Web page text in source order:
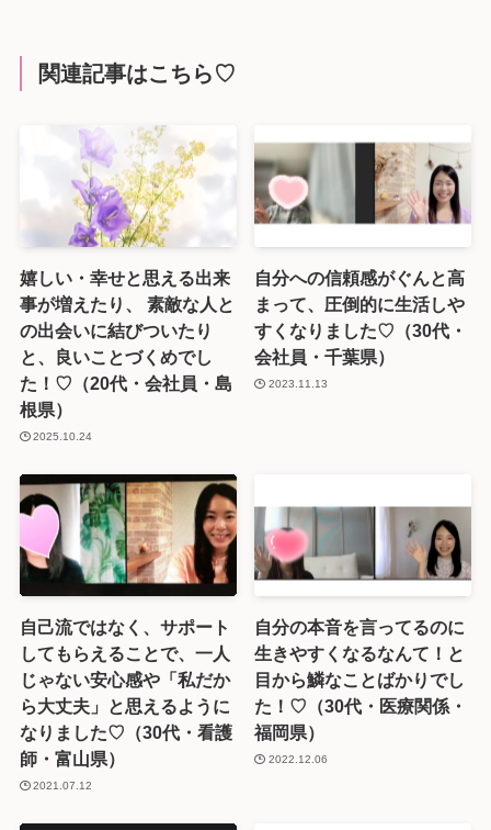
関連記事はこちら♡
嬉しい・幸せと思える出来
事が増えたり、 素敵な人と
の出会いに結びついたり
と、良いことづくめでし
た！♡（20代・会社員・島
根県）
2025.10.24
自分への信頼感がぐんと高
まって、圧倒的に生活しや
すくなりました♡（30代・
会社員・千葉県）
2023.11.13
自己流ではなく、サポート
してもらえることで、一人
じゃない安心感や「私だか
ら大丈夫」と思えるように
なりました♡（30代・看護
師・富山県）
2021.07.12
自分の本音を言ってるのに
生きやすくなるなんて！と
目から鱗なことばかりでし
た！♡（30代・医療関係・
福岡県）
2022.12.06